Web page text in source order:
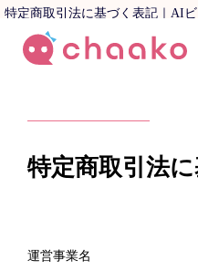
特定商取引法に基づく表記｜AI
特定商取引法
運営事業名